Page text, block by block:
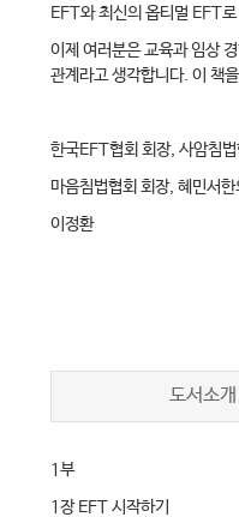
EFT와 최신의 옵티멀 EFT
이제 여러분은 교육과 임상
관계라고 생각합니다. 이 책
한국EFT협회 회장, 사암침
마음침법협회 회장, 혜민서
이정환
도서소개
1부
1장 EFT 시작하기